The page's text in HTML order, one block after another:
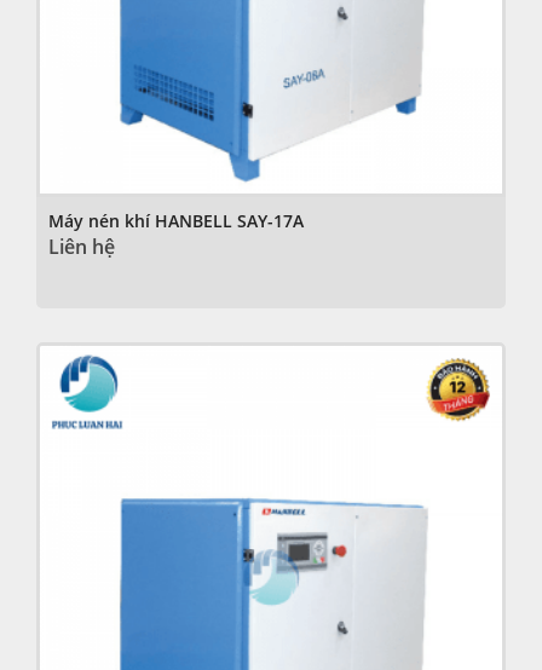
Máy nén khí HANBELL SAY-17A
Liên hệ